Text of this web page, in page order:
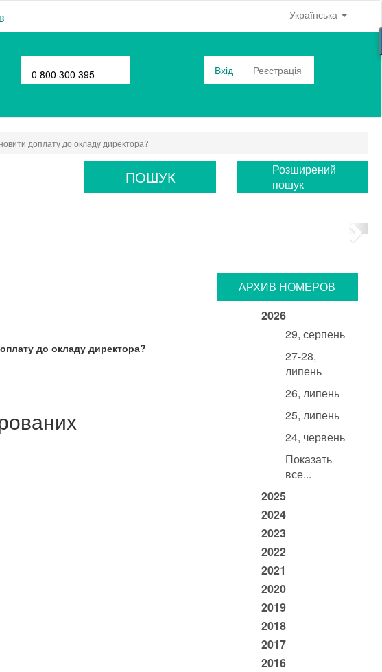
Українська
0 800 300 395 Вхід Реєстрація
доплату до окладу директора?
ПОШУК
Розширений
пошук
до окладу директора?
АРХИВ НОМЕРОВ
2026
29, серпень
27-28,
липень
26, липень
25, липень
24, червень
Показать
все...
2025
2024
2023
2022
2021
2020
2019
2018
2017
2016